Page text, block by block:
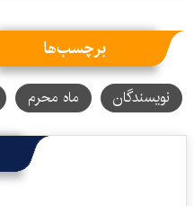
برچسب‌ها
نویسندگان ماه محرم